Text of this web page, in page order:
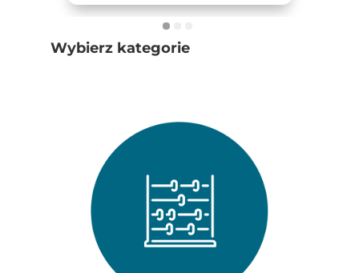
Wybierz kategorie